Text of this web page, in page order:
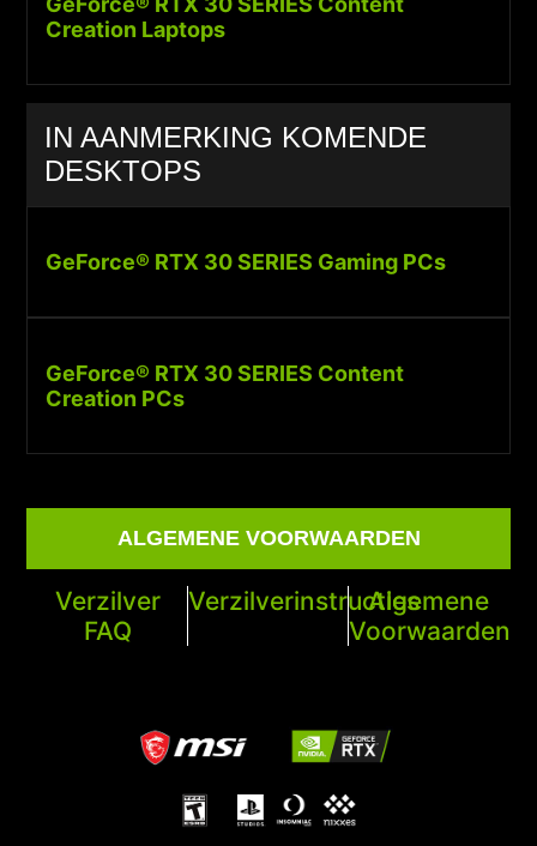
Creation Laptops
IN AANMERKING KOMENDE
DESKTOPS
GeForce® RTX 30 SERIES Gaming PCs
GeForce® RTX 30 SERIES Content
Creation PCs
ALGEMENE VOORWAARDEN
Verzilver
FAQ
VerzilverinstructiesAlgemene
Voorwaarden